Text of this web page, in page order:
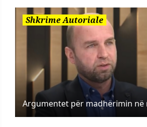
Shkrime Autoriale
Argumentet për madhërimin në